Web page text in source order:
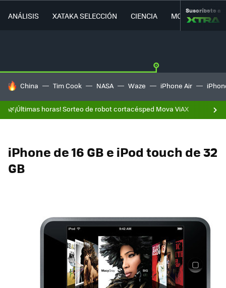
ANÁLISIS XATAKA SELECCIÓN CIENCIA MOVILIDAD
Suscríbete a
HOY SE HABLA DE
China Tim Cook NASA Waze iPhone Air
🌿¡Últimas horas! Sorteo de robot cortacésped Mova ViAX
iPhone de 16 GB e iPod touch de 32
GB